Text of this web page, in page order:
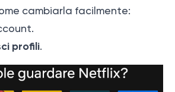
cambiarla facilmente:
profili.